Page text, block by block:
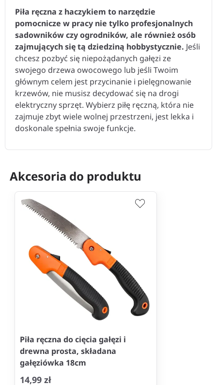
Piła ręczna z haczykiem to narzędzie
pomocnicze w pracy nie tylko profesjonalnych
sadowników czy ogrodników, ale również osób
zajmujących się tą dziedziną hobbystycznie. Jeśli
chcesz pozbyć się niepożądanych gałęzi ze
swojego drzewa owocowego lub jeśli Twoim
głównym celem jest przycinanie i pielęgnowanie
krzewów, nie musisz decydować się na drogi
elektryczny sprzęt. Wybierz piłę ręczną, która nie
zajmuje zbyt wiele wolnej przestrzeni, jest lekka i
doskonale spełnia swoje funkcje.
Akcesoria do produktu
Piła ręczna do cięcia gałęzi i
drewna prosta, składana
gałęziówka 18cm
14,99 zł